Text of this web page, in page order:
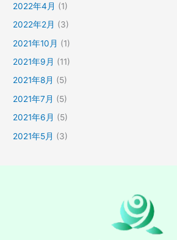
2022年4月 (1)
2022年2月 (3)
2021年10月 (1)
2021年9月 (11)
2021年8月 (5)
2021年7月 (5)
2021年6月 (5)
2021年5月 (3)